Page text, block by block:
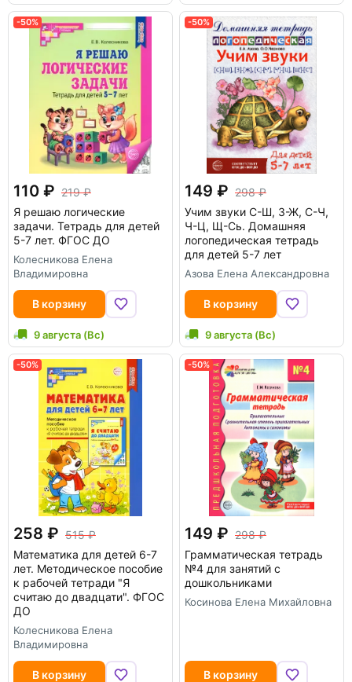
-50%
110
219
Я решаю логические
задачи. Тетрадь для детей
5-7 лет. ФГОС ДО
Колесникова Елена
Владимировна
В корзину
9 августа (Вс)
-50%
149
298
Учим звуки С-Ш, З-Ж, С-Ч,
Ч-Ц, Щ-Сь. Домашняя
логопедическая тетрадь
для детей 5-7 лет
Азова Елена Александровна
В корзину
9 августа (Вс)
-50%
258
515
Математика для детей 6-7
лет. Методическое пособие
к рабочей тетради "Я
считаю до двадцати". ФГОС
ДО
Колесникова Елена
Владимировна
В корзину
-50%
149
298
Грамматическая тетрадь
№4 для занятий с
дошкольниками
Косинова Елена Михайловна
В корзину